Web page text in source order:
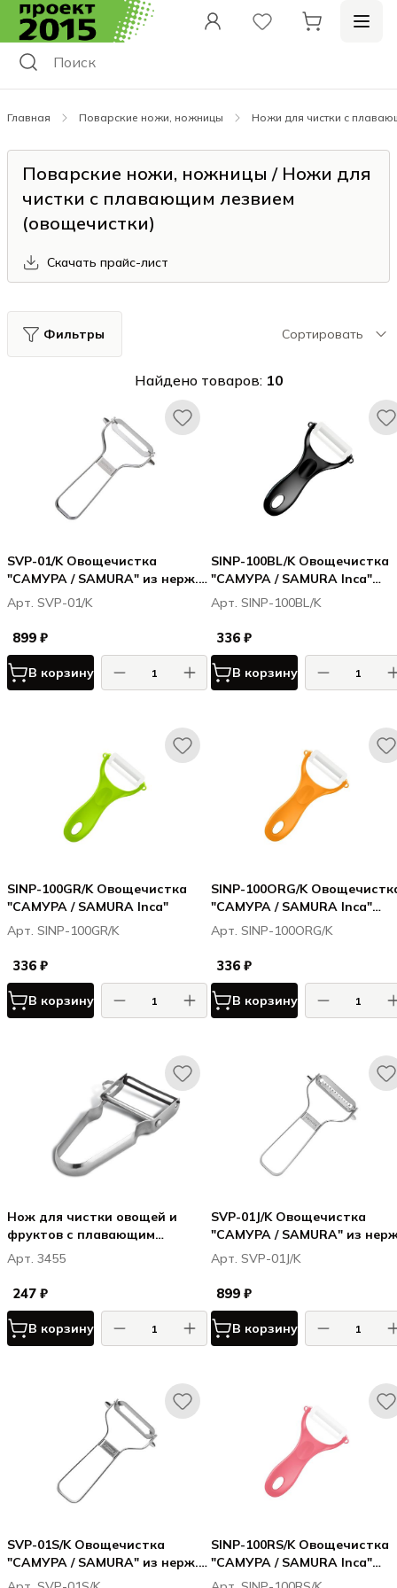
Главная Поварские ножи, ножницы Ножи для чистки с
Поварские ножи, ножницы / Ножи для
чистки с плавающим лезвием
(овощечистки)
Скачать прайс-лист
Фильтры Сортировать
Найдено товаров: 10
SVP-01/K Овощечистка
"САМУРА / SAMURA" из нерж.
стали, лезвие прямое
Арт. SVP-01/K
899 ₽
В корзину
SINP-100BL/K Овощечистка
"САМУРА / SAMURA Inca"
(чёрная), циркониевая
керамика
Арт. SINP-100BL/K
336 ₽
В корзину
SINP-100GR/K Овощечистка
"САМУРА / SAMURA Inca"
Арт. SINP-100GR/K
336 ₽
В корзину
SINP-100ORG/K
"САМУРА / SAMURA Inca"
(оранжевая), циркониевая
керамика
Арт. SINP-100ORG/K
336 ₽
В корзину
Нож для чистки овощей и
фруктов с плавающим
лезвием L 21 см, нерж. сталь
Арт. 3455
247 ₽
В корзину
SVP-01J/K Овощечистка
"САМУРА / SAMURA" из
стали, лезвие зубчатое
"julienne" д/ нарезки
Арт. SVP-01J/K
899 ₽
В корзину
SVP-01S/K Овощечистка
"САМУРА / SAMURA" из нерж.
стали, лезвие с серрейтором
SINP-100RS/K Овощечистка
"САМУРА / SAMURA Inca"
(розовая), циркониевая